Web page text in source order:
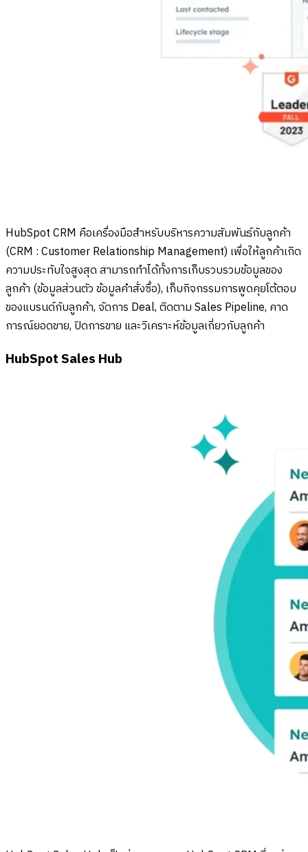
HubSpot CRM คือเครื่องมือสำหรับบริหารความสัมพันธ์กับลูกค้า
(CRM : Customer Relationship Management) เพื่อให้ลูกค้าเกิด
ความประทับใจสูงสุด สามารถทำได้ทั้งการเก็บรวบรวมข้อมูลของ
ลูกค้า (ข้อมูลส่วนตัว ข้อมูลคำสั่งซื้อ), เก็บกิจกรรมการพูดคุยโต้ตอบ
ของแบรนด์กับลูกค้า, จัดการ Deal, ติดตาม Sales Pipeline, คาด
การณ์ยอดขาย, ปิดการขาย และวิเคราะห์ข้อมูลเกี่ยวกับลูกค้า
HubSpot Sales Hub